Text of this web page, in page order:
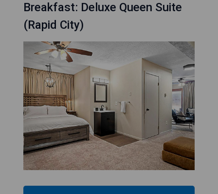
Breakfast: Deluxe Queen Suite
(Rapid City)